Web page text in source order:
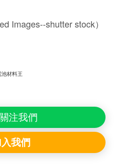
Images--shutter stock）
材料王
關注我們
我們